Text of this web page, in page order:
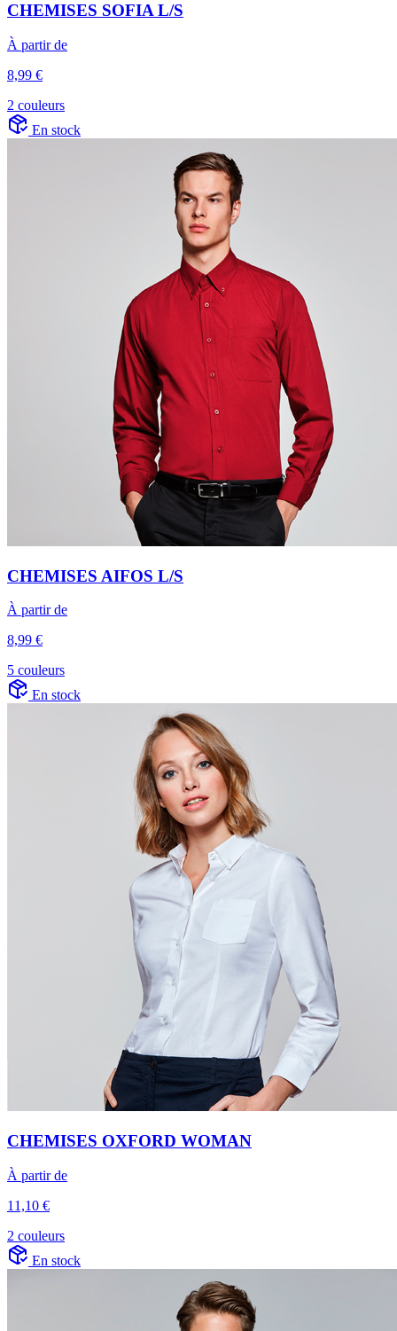
CHEMISES SOFIA L/S
À partir de
8,99 €
2 couleurs
En stock
CHEMISES AIFOS L/S
À partir de
8,99 €
5 couleurs
En stock
CHEMISES OXFORD WOMAN
À partir de
11,10 €
2 couleurs
En stock